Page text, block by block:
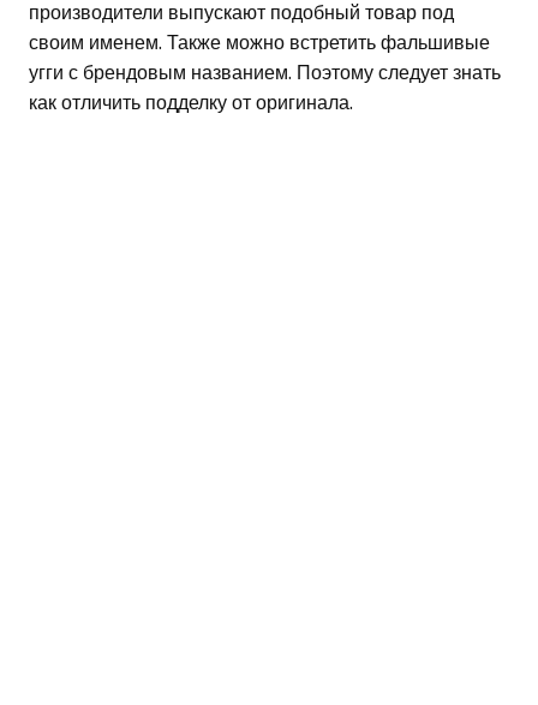
производители выпускают подобный товар под
своим именем. Также можно встретить фальшивые
угги с брендовым названием. Поэтому следует знать
как отличить подделку от оригинала.